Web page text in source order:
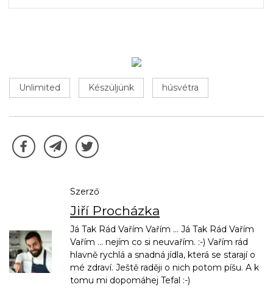
Unlimited Készüljünk húsvétra
Szerző
Jiří Procházka
Já Tak Rád Vařím Vařím ... Já Tak Rád Vařím
Vařím ... nejím co si neuvařím. :-) Vařím rád
hlavně rychlá a snadná jídla, která se starají o
mé zdraví. Ještě raději o nich potom píšu. A k
tomu mi dopomáhej Tefal :-)